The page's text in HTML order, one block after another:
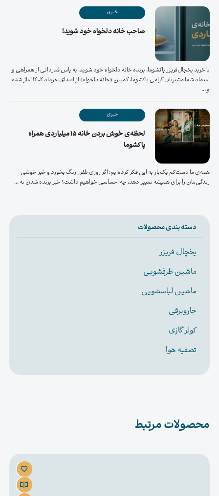
خبری
صاحب خانه دلخواه خود شوید!
با خرید یخچال‌فریزر پاکشوما، برنده خانه دلخواه خود شوید! به پاس قدردانی از همراهی و
اعتماد شما مشتریان گرامی پاکشوما، کمپین «خانه دلخواه» از ابتدای خرداد ۱۴۰۴ آغاز شده
و ...
خبری
لحظه‌ی خوش بردن خانه ۱۵ میلیاردی همراه
پاکشوما
همه‌ی ما دست‌کم یک‌بار به این فکر کرده‌ایم: اگر روزی تلفن زنگ بخورد و خبر خوشی
زندگی‌مان را برای همیشه تغییر دهد، چه احساسی خواهیم داشت؟ خبر برنده شدن نه ...
دسته بندی محصولات
یخچال فریزر
ماشین ظرفشویی
ماشین لباسشویی
جاروبرقی
کولر گازی
تصفیه هوا
محصولات مرتبط